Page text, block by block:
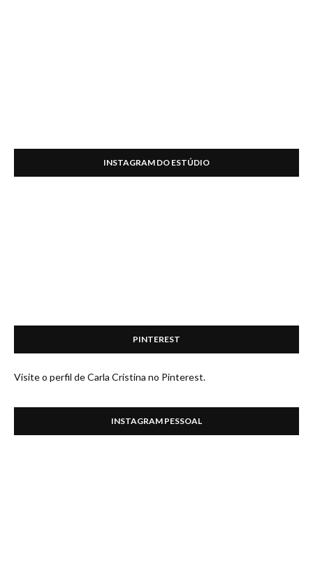
INSTAGRAM DO ESTÚDIO
PINTEREST
Visite o perfil de Carla Cristina no Pinterest.
INSTAGRAM PESSOAL